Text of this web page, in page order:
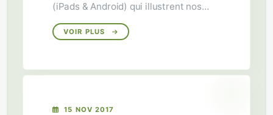
(iPads & Android) qui illustrent nos
VOIR PLUS
15 NOV 2017